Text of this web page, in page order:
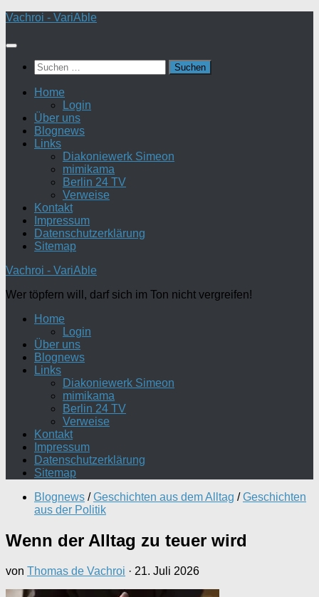
Zum
springen
Vachroi - VariAble
Suchen
nach:
Home
Login
Über uns
Blognews
Links
Diakoniewerk Simeon
mimikama
Berlin 24 TV
Verweise
Kontakt
Impressum
Datenschutzerklärung
Sitemap
Vachroi - VariAble
Wer töpfern will, darf sich im Ton nicht vergreifen!
Home
Login
Über uns
Blognews
Links
Diakoniewerk Simeon
mimikama
Berlin 24 TV
Verweise
Kontakt
Impressum
Datenschutzerklärung
Sitemap
Blognews / Geschichten aus dem Alltag / Geschichten
aus der Politik
Wenn der Alltag zu teuer wird
von Thomas de Vachroi · 21. Juli 2026